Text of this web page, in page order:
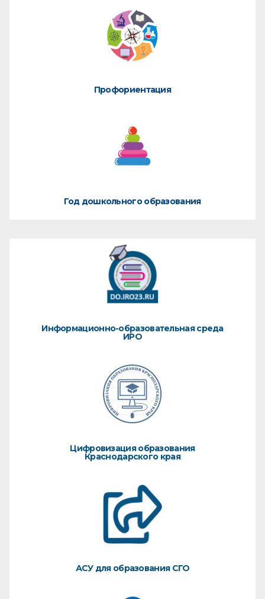
Профориентация
Год дошкольного образования
Информационно-образовательная среда
ИРО
Цифровизация образования
Краснодарского края
АСУ для образования СГО